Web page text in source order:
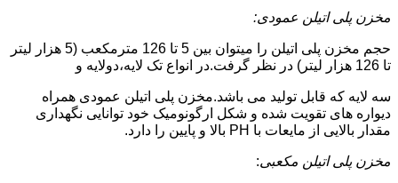
مخزن پلی اتیلن عمودی:
حجم مخزن پلی اتیلن را میتوان بین 5 تا 126 مترمکعب (5 هزار لیتر
تا 126 هزار لیتر) در نظر گرفت.در انواع تک لایه،دولایه و
سه لایه که قابل تولید می باشد.مخزن پلی اتیلن عمودی همراه
دیواره های تقویت شده و شکل ارگونومیک خود توانایی نگهداری
مقدار بالایی از مایعات با PH بالا و پایین را دارد.
مخزن پلی اتیلن مکعبی: